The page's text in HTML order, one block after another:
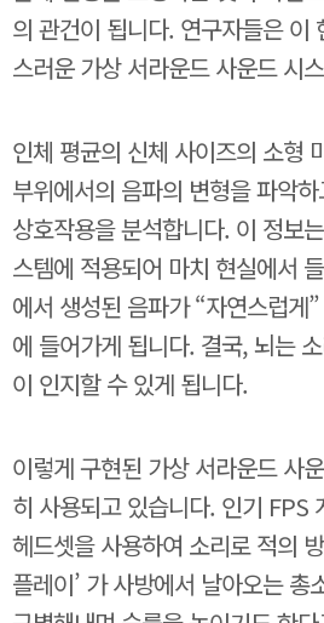
의 관건이 됩니다. 연구자들은 이
스러운 가상 서라운드 사운드 시
인체 평균의 신체 사이즈의 소형
부위에서의 음파의 변형을 파악
상호작용을 분석합니다. 이 정보
스템에 적용되어 마치 현실에서
에서 생성된 음파가 “자연스럽게
에 들어가게 됩니다. 결국, 뇌는
이 인지할 수 있게 됩니다.
이렇게 구현된 가상 서라운드 사
히 사용되고 있습니다. 인기 FPS
헤드셋을 사용하여 소리로 적의
플레이’ 가 사방에서 날아오는 총